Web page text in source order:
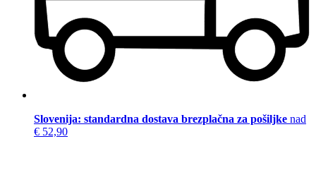
Slovenija: standardna dostava brezplačna za pošiljke nad
€ 52,90